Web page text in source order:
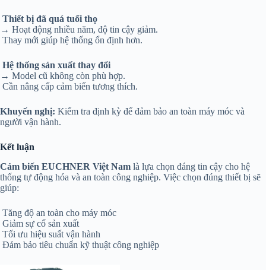
Thiết bị đã quá tuổi thọ
→ Hoạt động nhiều năm, độ tin cậy giảm.
Thay mới giúp hệ thống ổn định hơn.
Hệ thống sản xuất thay đổi
→ Model cũ không còn phù hợp.
Cần nâng cấp cảm biến tương thích.
Khuyến nghị: Kiểm tra định kỳ để đảm bảo an toàn máy móc và
người vận hành.
Kết luận
Cảm biến EUCHNER Việt Nam là lựa chọn đáng tin cậy cho hệ
thống tự động hóa và an toàn công nghiệp. Việc chọn đúng thiết bị sẽ
giúp:
Tăng độ an toàn cho máy móc
Giảm sự cố sản xuất
Tối ưu hiệu suất vận hành
Đảm bảo tiêu chuẩn kỹ thuật công nghiệp